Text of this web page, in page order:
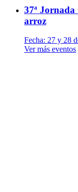
37ª
arroz
Fecha: 27 y 28
Ver más eventos